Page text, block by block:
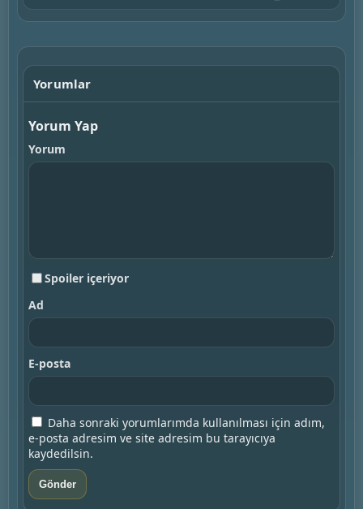
Yorumlar
Yorum Yap
Yorum
Spoiler içeriyor
Ad
E-posta
Daha sonraki yorumlarımda kullanılması için adım,
e-posta adresim ve site adresim bu tarayıcıya
kaydedilsin.